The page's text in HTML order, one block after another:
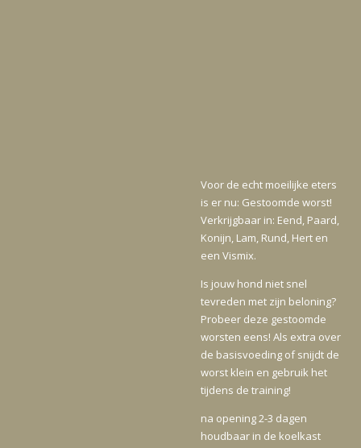
Voor de echt moeilijke eters
is er nu: Gestoomde worst!
Verkrijgbaar in: Eend, Paard,
Konijn, Lam, Rund, Hert en
een Vismix.
Is jouw hond niet snel
tevreden met zijn beloning?
Probeer deze gestoomde
worsten eens! Als extra over
de basisvoeding of snijdt de
worst klein en gebruik het
tijdens de training!
na opening 2-3 dagen
houdbaar in de koelkast